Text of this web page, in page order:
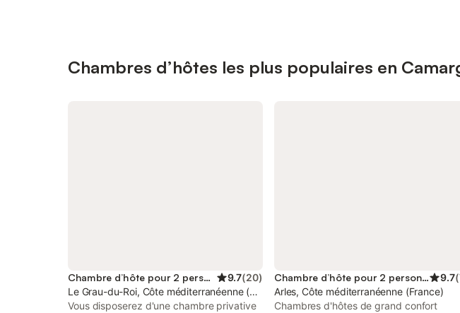
Chambres d’hôtes les plus populaires en
Chambre d’hôte pour 2 personnes 9.7(20)
Le Grau-du-Roi, Côte méditerranéenne (France)
Vous disposerez d'une chambre privative
Chambre d’hôte pour 2 personnes 9.7(
Arles, Côte méditerranéenne (France)
Chambres d'hôtes de grand confort